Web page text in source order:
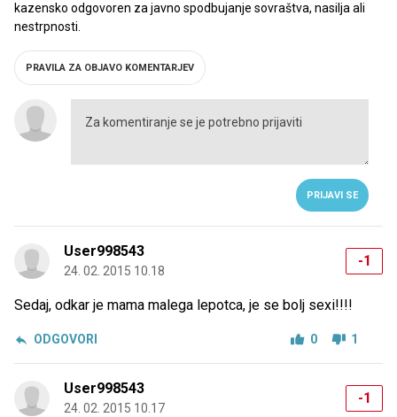
kazensko odgovoren za javno spodbujanje sovraštva, nasilja ali
nestrpnosti.
PRAVILA ZA OBJAVO KOMENTARJEV
PRIJAVI SE
User998543
24. 02. 2015 10.18
-1
Sedaj, odkar je mama malega lepotca, je se bolj sexi!!!!
ODGOVORI 0 1
User998543
24. 02. 2015 10.17
-1